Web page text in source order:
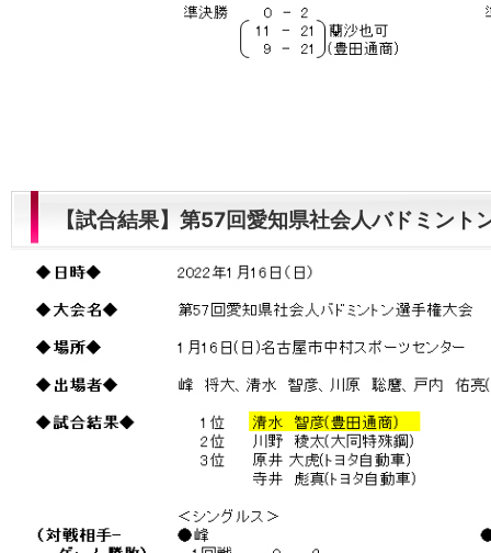
【試合結果】第57回愛知県社会人バドミント